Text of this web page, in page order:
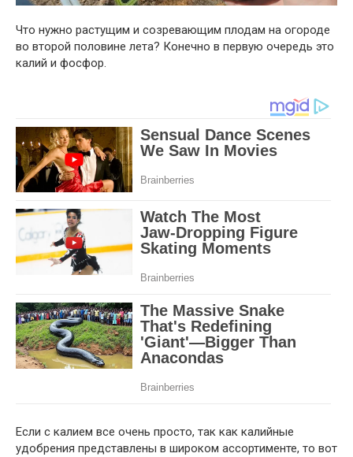
Что нужно растущим и созревающим плодам на огороде
во второй половине лета? Конечно в первую очередь это
калий и фосфор.
Если с калием все очень просто, так как калийные
удобрения представлены в широком ассортименте, то вот